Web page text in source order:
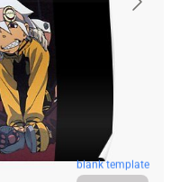
blank template